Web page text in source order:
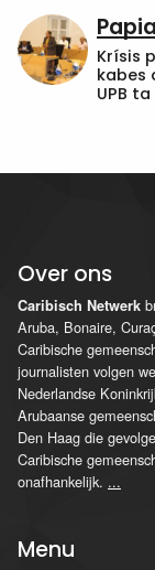
Krísis
kabes
UPB
Over ons
Caribisch Netwerk
Aruba, Bonaire,
Caribische
journalisten volgen
Nederlandse
Arubaanse
Den Haag die
Caribische
onafhankelijk. ...
Menu